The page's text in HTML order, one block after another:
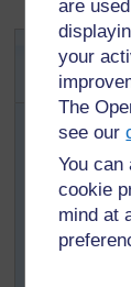
are
your
The
see our
You
cookie
mind at
En utilisant
cinq
(1/2 +
(1/3 +
(3/4 +